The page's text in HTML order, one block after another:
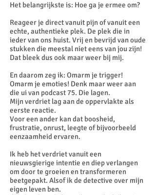
Het belangrijkste is: Hoe ga je ermee om?
Reageer je direct vanuit pijn of vanuit een
echte, authentieke plek. De plek die in
ieder van ons huist. Vrij en bevrijd van oude
stukken die meestal niet eens van jou zijn!
Dat bleek dus ook maar weer bij mij.
En daarom zeg ik: Omarm je trigger!
Omarm je emoties! Denk maar weer aan
die ui van podcast 75. Die lagen.
Mijn verdriet lag aan de oppervlakte als
eerste reactie.
Voor een ander kan dat boosheid,
frustratie, onrust, leegte of bijvoorbeeld
eenzaamheid ervaren.
Ik heb het verdriet vanuit een
nieuwsgierige intentie en diep verlangen
om door te groeien en transformeren
beetgepakt. Alsof ik de detective over mijn
eigen leven ben.